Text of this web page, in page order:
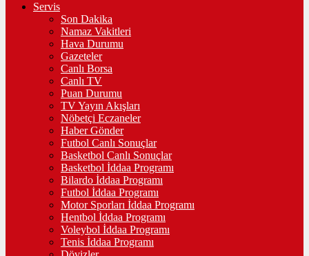
Servis
Son Dakika
Namaz Vakitleri
Hava Durumu
Gazeteler
Canlı Borsa
Canlı TV
Puan Durumu
TV Yayın Akışları
Nöbetçi Eczaneler
Haber Gönder
Futbol Canlı Sonuçlar
Basketbol Canlı Sonuçlar
Basketbol İddaa Programı
Bilardo İddaa Programı
Futbol İddaa Programı
Motor Sporları İddaa Programı
Hentbol İddaa Programı
Voleybol İddaa Programı
Tenis İddaa Programı